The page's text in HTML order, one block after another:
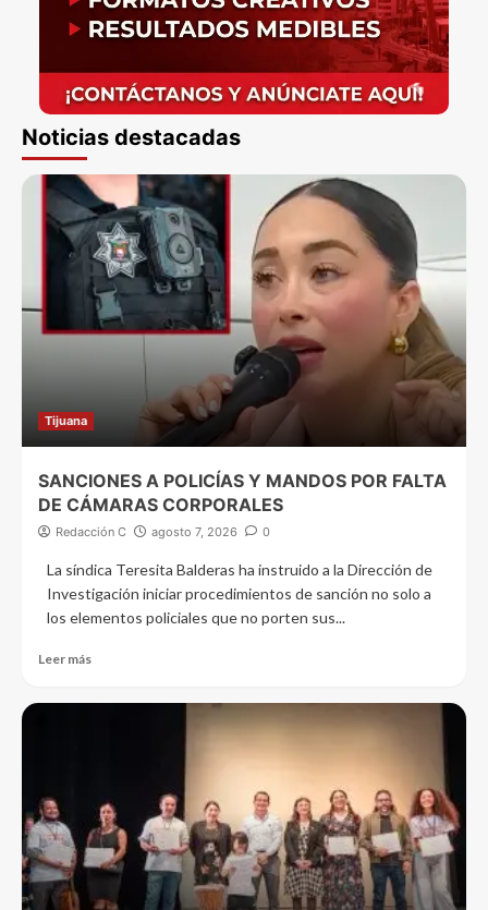
Noticias destacadas
Tijuana
SANCIONES A POLICÍAS Y MANDOS POR FALTA
DE CÁMARAS CORPORALES
Redacción C agosto 7, 2026 0
La síndica Teresita Balderas ha instruido a la Dirección de
Investigación iniciar procedimientos de sanción no solo a
los elementos policiales que no porten sus...
Leer más